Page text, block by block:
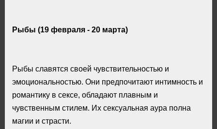
Рыбы (19 февраля - 20 марта)
Рыбы славятся своей чувствительностью и
эмоциональностью. Они предпочитают интимность и
романтику в сексе, обладают плавным и
чувственным стилем. Их сексуальная аура полна
магии и страсти.